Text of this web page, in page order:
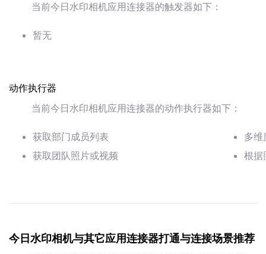
当前今日水印相机应用连接器的触发器如下：
暂无
动作执行器
当前今日水印相机应用连接器的动作执行器如下：
获取部门成员列表
获取团队照片或视频
多维
根据
今日水印相机与其它应用连接器打通与连接场景推荐